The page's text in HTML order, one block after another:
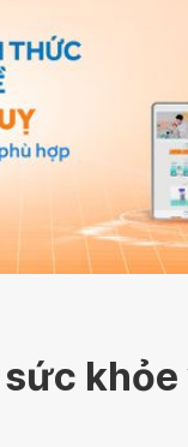
khỏe